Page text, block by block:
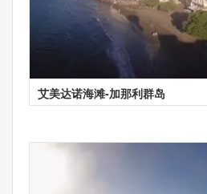
艾美达诺海滩-加那利群岛